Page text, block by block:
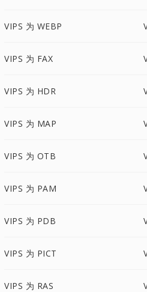
VIPS 为 WEBP
VIPS 为 FAX
VIPS 为 HDR
VIPS 为 MAP
VIPS 为 OTB
VIPS 为 PAM
VIPS 为 PDB
VIPS 为 PICT
VIPS 为 RAS